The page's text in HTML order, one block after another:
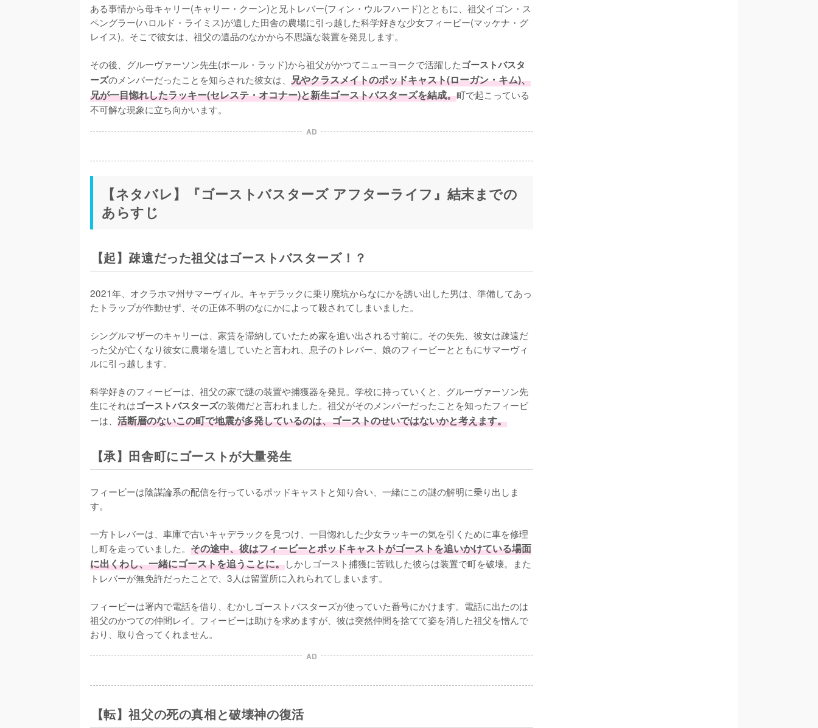
ある事情から母キャリー(キャリー・クーン)と兄トレバー(フィン・ウルフハード)とともに、祖父イゴン・ス
ペングラー(ハロルド・ライミス)が遺した田舎の農場に引っ越した科学好きな少女フィービー(マッケナ・グ
レイス)。そこで彼女は、祖父の遺品のなかから不思議な装置を発見します。
その後、グルーヴァーソン先生(ポール・ラッド)から祖父がかつてニューヨークで活躍したゴーストバスタ
ーズのメンバーだったことを知らされた彼女は、 兄やクラスメイトのポッドキャスト(ローガン・キム)、
兄が一目惚れしたラッキー(セレステ・オコナー)と新生ゴーストバスターズを結成。町で起こっている
不可解な現象に立ち向かいます。
AD
【ネタバレ】『ゴーストバスターズ アフターライフ』結末までの
あらすじ
【起】疎遠だった祖父はゴーストバスターズ！？
2021年、オクラホマ州サマーヴィル。キャデラックに乗り廃坑からなにかを誘い出した男は、準備してあっ
たトラップが作動せず、その正体不明のなにかによって殺されてしまいました。
シングルマザーのキャリーは、家賃を滞納していたため家を追い出される寸前に。その矢先、彼女は疎遠だ
った父が亡くなり彼女に農場を遺していたと言われ、息子のトレバー、娘のフィービーとともにサマーヴィ
ルに引っ越します。
科学好きのフィービーは、祖父の家で謎の装置や捕獲器を発見。学校に持っていくと、グルーヴァーソン先
生にそれはゴーストバスターズの装備だと言われました。祖父がそのメンバーだったことを知ったフィービ
ーは、 活断層のないこの町で地震が多発しているのは、ゴーストのせいではないかと考えます。
【承】田舎町にゴーストが大量発生
フィービーは陰謀論系の配信を行っているポッドキャストと知り合い、一緒にこの謎の解明に乗り出しま
す。
一方トレバーは、車庫で古いキャデラックを見つけ、一目惚れした少女ラッキーの気を引くために車を修理
し町を走っていました。 その途中、彼はフィービーとポッドキャストがゴーストを追いかけている場面
に出くわし、一緒にゴーストを追うことに。しかしゴースト捕獲に苦戦した彼らは装置で町を破壊。また
トレバーが無免許だったことで、3人は留置所に入れられてしまいます。
フィービーは署内で電話を借り、むかしゴーストバスターズが使っていた番号にかけます。電話に出たのは
祖父のかつての仲間レイ。フィービーは助けを求めますが、彼は突然仲間を捨てて姿を消した祖父を憎んで
おり、取り合ってくれません。
AD
【転】祖父の死の真相と破壊神の復活